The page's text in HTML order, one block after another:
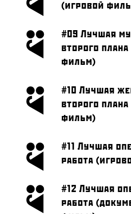
(игровой
#09 Лучшая
второго
фильм)
#10 Лучшая
второго
фильм)
#11 Лучшая
работа
#12 Лучшая
работа